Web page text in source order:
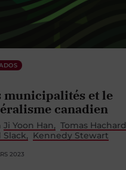
municipalités et le
canadien
Ji Yoon Han
Tomas Hachard
Slack
Kennedy Stewart
2023